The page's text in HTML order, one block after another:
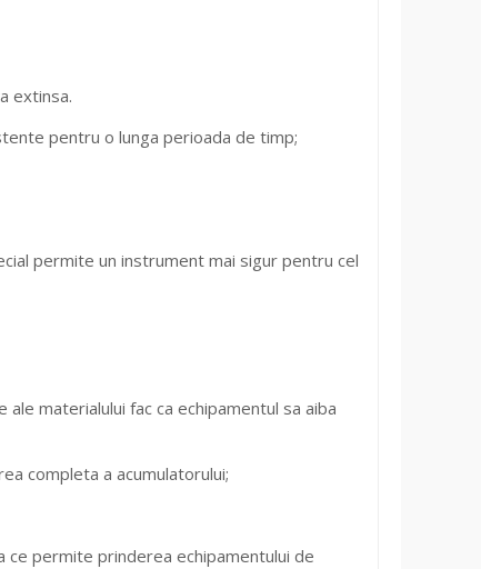
extinsa.
pentru o lunga perioada de timp;
permite un instrument mai sigur pentru cel
materialului fac ca echipamentul sa aiba
completa a acumulatorului;
ce permite prinderea echipamentului de